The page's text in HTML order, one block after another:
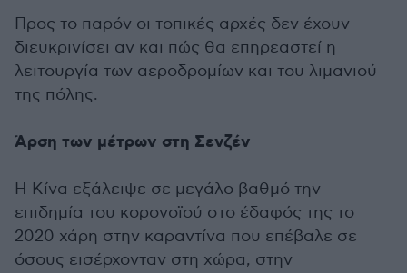
Προς το παρόν οι τοπικές αρχές δεν έχουν
διευκρινίσει αν και πώς θα επηρεαστεί η
λειτουργία των αεροδρομίων και του λιμανιού
της πόλης.
Άρση των μέτρων στη Σενζέν
Η Κίνα εξάλειψε σε μεγάλο βαθμό την
επιδημία του κορονοϊού στο έδαφός της το
2020 χάρη στην καραντίνα που επέβαλε σε
όσους εισέρχονταν στη χώρα, στην